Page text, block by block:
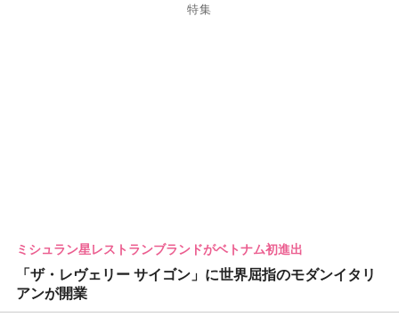
特集
ミシュラン星レストランブランドがベトナム初進出
「ザ・レヴェリー サイゴン」に世界屈指のモダンイタリ
アンが開業